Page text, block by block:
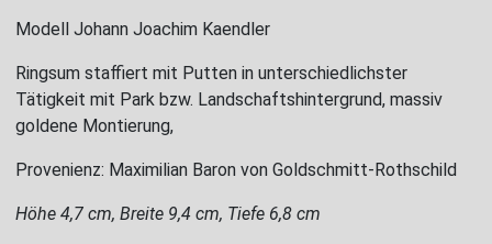
Modell Johann Joachim Kaendler
Ringsum staffiert mit Putten in unterschiedlichster
Tätigkeit mit Park bzw. Landschaftshintergrund, massiv
goldene Montierung,
Provenienz: Maximilian Baron von Goldschmitt-Rothschild
Höhe 4,7 cm, Breite 9,4 cm, Tiefe 6,8 cm